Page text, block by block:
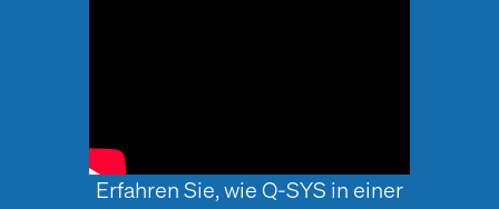
Erfahren Sie, wie Q-SYS in einer